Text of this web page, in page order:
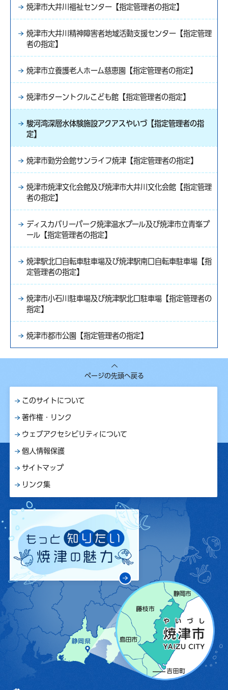
焼津市大井川福祉センター【指定管理者の指定】
焼津市大井川精神障害者地域活動支援センター【指定管理
者の指定】
焼津市立養護老人ホーム慈恵園【指定管理者の指定】
焼津市ターントクルこども館【指定管理者の指定】
駿河湾深層水体験施設アクアスやいづ【指定管理者の指
定】
焼津市勤労会館サンライフ焼津【指定管理者の指定】
焼津市焼津文化会館及び焼津市大井川文化会館【指定管理
者の指定】
ディスカバリーパーク焼津温水プール及び焼津市立青峯プ
ール【指定管理者の指定】
焼津駅北口自転車駐車場及び焼津駅南口自転車駐車場【指
定管理者の指定】
焼津市小石川駐車場及び焼津駅北口駐車場【指定管理者の
指定】
焼津市都市公園【指定管理者の指定】
ページの先頭へ戻る
このサイトについて
著作権・リンク
ウェブアクセシビリティについて
個人情報保護
サイトマップ
リンク集